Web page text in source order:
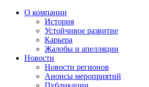
О компании
История
Устойчивое развитие
Карьера
Жалобы и апелляции
Новости
Новости регионов
Анонсы мероприятий
Публикации